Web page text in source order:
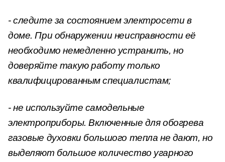
- следите за состоянием электросети в
доме. При обнаружении неисправности её
необходимо немедленно устранить, но
доверяйте такую работу только
квалифицированным специалистам;
- не используйте самодельные
электроприборы. Включенные для обогрева
газовые духовки большого тепла не дают, но
выделяют большое количество угарного